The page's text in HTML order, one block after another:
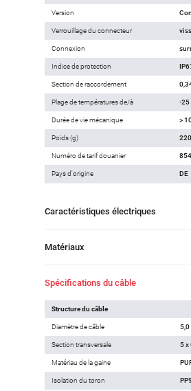
Version
Verrouillage du connecteur
Connexion
Indice de protection
Section de raccordement
Plage de températures de/à -25
Durée de vie mécanique >
Poids (g)
Numéro de tarif douanier
Pays d'origine DE
Caractéristiques électriques
Matériaux
Spécifications du câble
Structure du câble
Diamètre de câble 5,0
Section transversale 5 x
Matériau de la gaine
Isolation du toron